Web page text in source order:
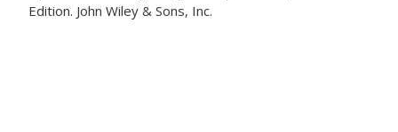
Edition. John Wiley & Sons, Inc.